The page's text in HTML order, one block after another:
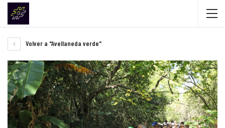
Volver a "Avellaneda verde"